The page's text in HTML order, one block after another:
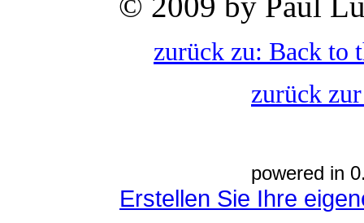
zurück zu: Back to
zurück
powered in
Erstellen Sie Ihre